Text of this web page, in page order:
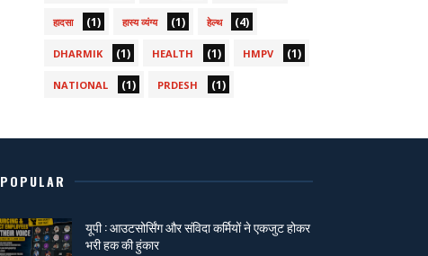
हादसा (1) हास्य व्यंग्य (1) हेल्थ (4)
DHARMIK (1) HEALTH (1) HMPV (1)
NATIONAL (1) PRDESH (1)
POPULAR
यूपी : आउटसोर्सिंग और संविदा कर्मियों ने एकजुट होकर
भरी हक की हुंकार